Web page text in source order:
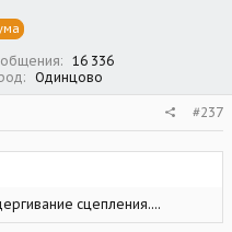
16 336
Одинцово
#237
сцепления....